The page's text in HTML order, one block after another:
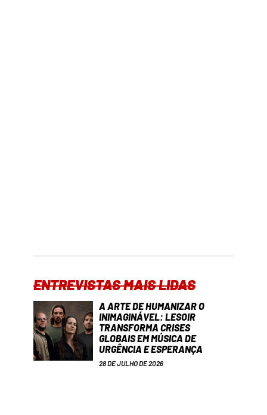
ENTREVISTAS MAIS LIDAS
A ARTE DE HUMANIZAR O
INIMAGINÁVEL: LESOIR
TRANSFORMA CRISES
GLOBAIS EM MÚSICA DE
URGÊNCIA E ESPERANÇA
28 DE JULHO DE 2026